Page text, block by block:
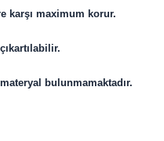
karşı maximum korur.
bulunmamaktadır.